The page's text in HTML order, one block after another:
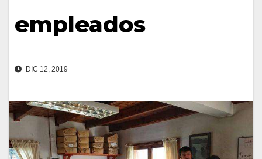
empleados
DIC 12, 2019